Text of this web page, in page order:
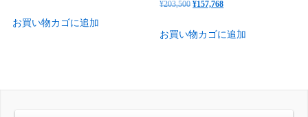
価
の
お買い物カゴに追加
¥203,500 元
価
¥157,768現
の
お買い物カゴに追加